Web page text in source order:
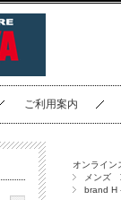
ご利用案内
オンライン
メンズ
brand H